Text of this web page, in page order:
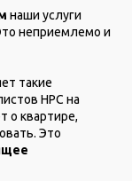
наши услуги
неприемлемо и
такие
НРС на
о квартире,
Это